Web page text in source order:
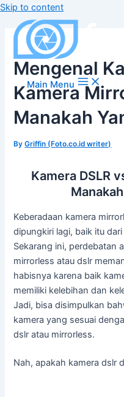
Skip to content
Main Menu
Mengenal
Kamera
Manakah
ByGriffin (Foto.co.id writer)
Kamera DSLR
Keberadaan kamera
dipungkiri lagi, baik itu
Sekarang ini, perdebatan
mirrorless atau dslr
habisnya karena baik
memiliki kelebihan dan
Jadi, bisa disimpulkan
kamera yang sesuai
dslr atau mirrorless.
Nah, apakah kamera dslr